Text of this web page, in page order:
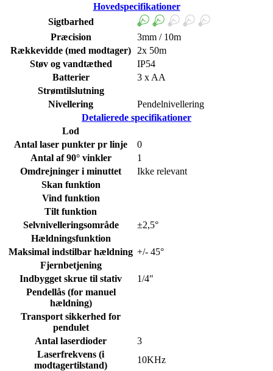
Hovedspecifikationer
Sigtbarhed
Præcision
3mm / 10m
Rækkevidde (med modtager)
2x 50m
Støv og vandtæthed
IP54
Batterier
3 x AA
Strømtilslutning
Nivellering
Pendelnivellering
Detalierede specifikationer
Lod
Antal laser punkter pr linje
0
Antal af 90° vinkler
1
Omdrejninger i minuttet
Ikke relevant
Skan funktion
Vind funktion
Tilt funktion
Selvnivelleringsområde
±2,5°
Hældningsfunktion
Maksimal indstilbar hældning +/- 45°
Fjernbetjening
Indbygget skrue til stativ
1/4"
Pendellås (for manuel
hældning)
Transport sikkerhed for
pendulet
Antal laserdioder
3
Laserfrekvens (i
modtagertilstand)
10KHz